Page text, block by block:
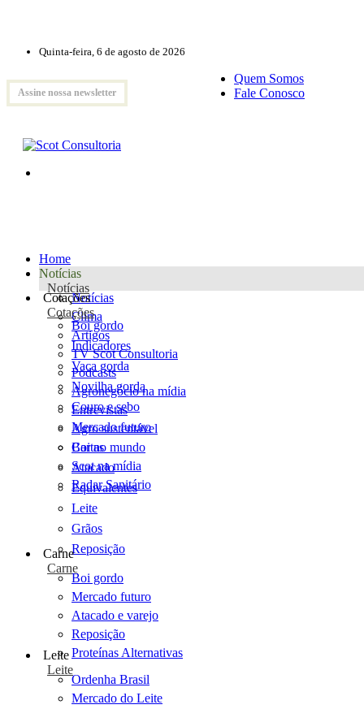
Quinta-feira, 6 de agosto de 2026
Assine nossa newsletter
Quem Somos
Fale Conosco
Home
Notícias
Notícias
Notícias
Clima
Artigos
TV Scot Consultoria
Podcasts
Agronegócio na mídia
Entrevistas
Agro sustentável
Cartas
Scot na mídia
Radar Sanitário
Cotações
Cotações
Boi gordo
Indicadores
Vaca gorda
Novilha gorda
Couro e sebo
Mercado futuro
Boi no mundo
Atacado
Equivalentes
Leite
Grãos
Reposição
Carne
Carne
Boi gordo
Mercado futuro
Atacado e varejo
Reposição
Proteínas Alternativas
Leite
Leite
Ordenha Brasil
Mercado do Leite